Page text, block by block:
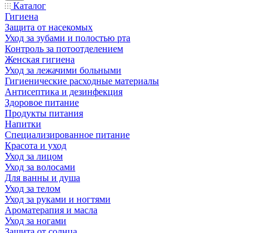
Каталог
Гигиена
Защита от насекомых
Уход за зубами и полостью рта
Контроль за потоотделением
Женская гигиена
Уход за лежачими больными
Гигиенические расходные материалы
Антисептика и дезинфекция
Здоровое питание
Продукты питания
Напитки
Специализированное питание
Красота и уход
Уход за лицом
Уход за волосами
Для ванны и душа
Уход за телом
Уход за руками и ногтями
Ароматерапия и масла
Уход за ногами